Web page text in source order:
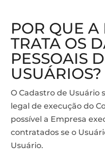
POR QUE A
TRATA OS
PESSOAIS
USUÁRIOS?
O Cadastro de Usuário
legal de execução do
possível a Empresa
contratados se o
Usuário.